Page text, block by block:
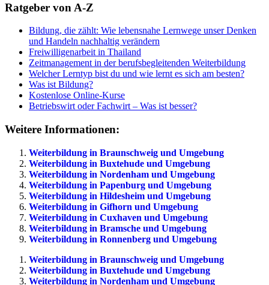
Ratgeber von A-Z
Bildung, die zählt: Wie lebensnahe Lernwege unser Denken
und Handeln nachhaltig verändern
Freiwilligenarbeit in Thailand
Zeitmanagement in der berufsbegleitenden Weiterbildung
Welcher Lerntyp bist du und wie lernt es sich am besten?
Was ist Bildung?
Kostenlose Online-Kurse
Betriebswirt oder Fachwirt – Was ist besser?
Weitere Informationen:
Weiterbildung in Braunschweig und Umgebung
Weiterbildung in Buxtehude und Umgebung
Weiterbildung in Nordenham und Umgebung
Weiterbildung in Papenburg und Umgebung
Weiterbildung in Hildesheim und Umgebung
Weiterbildung in Gifhorn und Umgebung
Weiterbildung in Cuxhaven und Umgebung
Weiterbildung in Bramsche und Umgebung
Weiterbildung in Ronnenberg und Umgebung
Weiterbildung in Braunschweig und Umgebung
Weiterbildung in Buxtehude und Umgebung
Weiterbildung in Nordenham und Umgebung